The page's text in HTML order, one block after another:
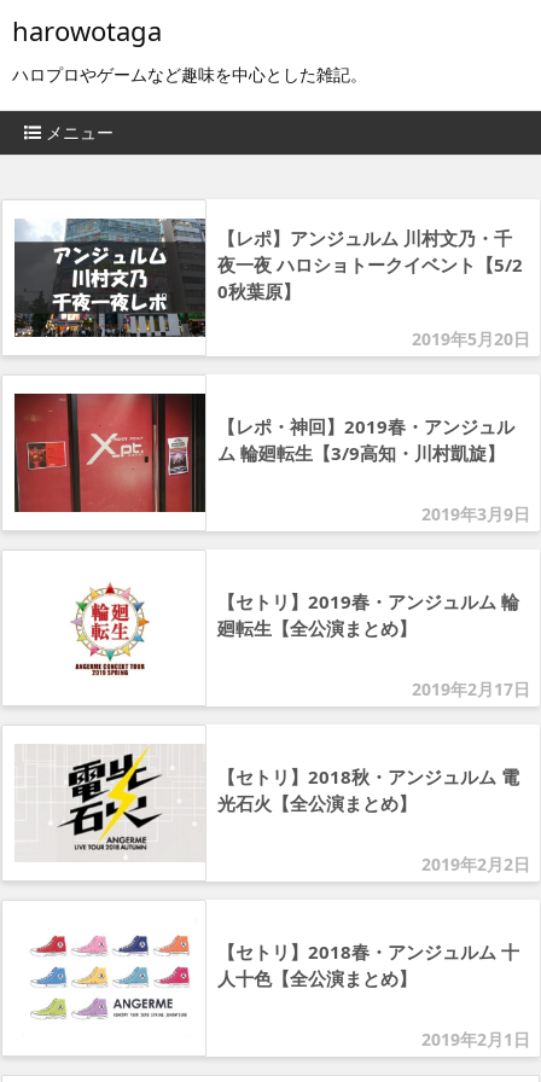
harowotaga
ハロプロやゲームなど趣味を中心とした雑記。
メニュー
2019年5月20日
【レポ】アンジュルム 川村文乃・千
夜一夜 ハロショトークイベント【5/2
0秋葉原】
2019年3月9日
【レポ・神回】2019春・アンジュル
ム 輪廻転生【3/9高知・川村凱旋】
2019年2月17日
【セトリ】2019春・アンジュルム 輪
廻転生【全公演まとめ】
2019年2月2日
【セトリ】2018秋・アンジュルム 電
光石火【全公演まとめ】
2019年2月1日
【セトリ】2018春・アンジュルム 十
人十色【全公演まとめ】